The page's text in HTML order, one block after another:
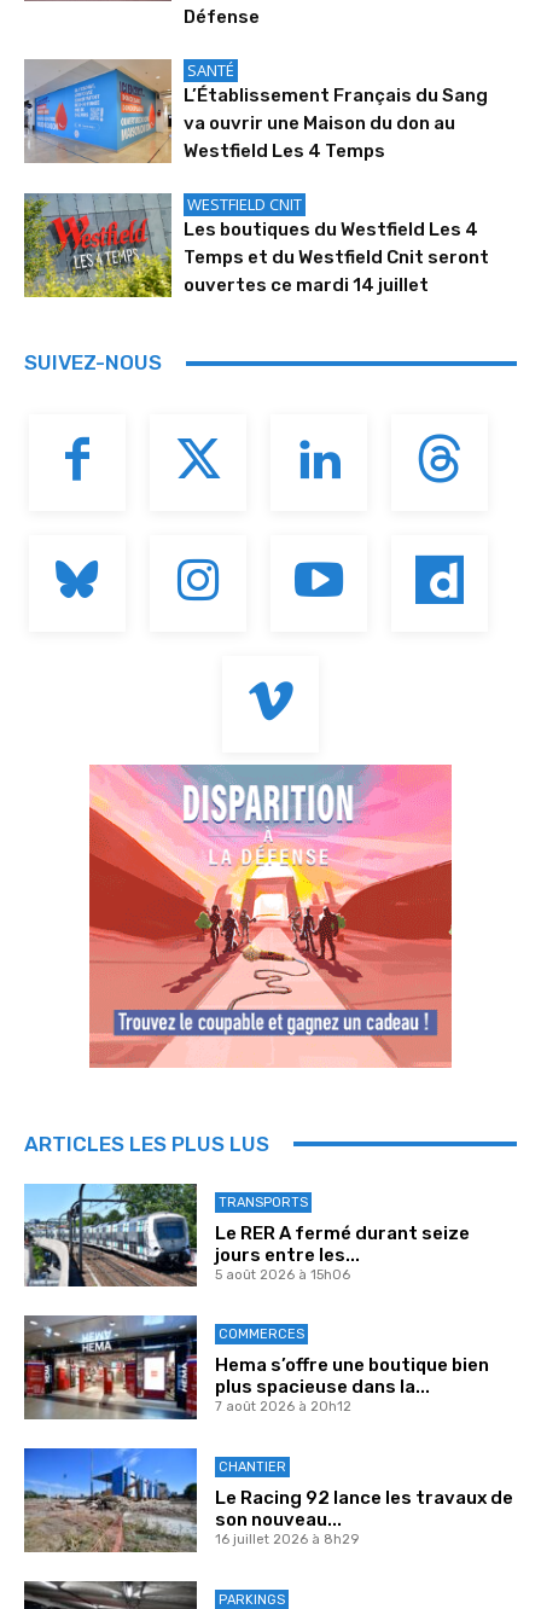
Défense
SANTÉ
L’Établissement Français du Sang
va ouvrir une Maison du don au
Westfield Les 4 Temps
WESTFIELD CNIT
Les boutiques du Westfield Les 4
Temps et du Westfield Cnit seront
ouvertes ce mardi 14 juillet
SUIVEZ-NOUS
ARTICLES LES PLUS LUS
TRANSPORTS
Le RER A fermé durant seize
jours entre les...
5 août 2026 à 15h06
COMMERCES
Hema s’offre une boutique bien
plus spacieuse dans la...
7 août 2026 à 20h12
CHANTIER
Le Racing 92 lance les travaux de
son nouveau...
16 juillet 2026 à 8h29
PARKINGS